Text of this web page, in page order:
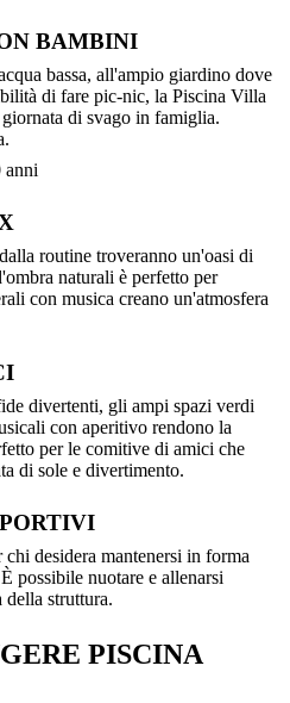
BAMBINI
bassa, all'ampio giardino dove
di fare pic-nic, la Piscina Villa
di svago in famiglia.
anni
routine troveranno un'oasi di
naturali è perfetto per
con musica creano un'atmosfera
divertenti, gli ampi spazi verdi
con aperitivo rendono la
per le comitive di amici che
di sole e divertimento.
desidera mantenersi in forma
possibile nuotare e allenarsi
struttura.
PISCINA